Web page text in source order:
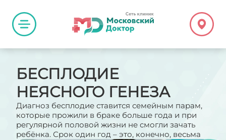
БЕСПЛОДИЕ
НЕЯСНОГО ГЕНЕЗА
Диагноз бесплодие ставится семейным парам,
которые прожили в браке больше года и при
регулярной половой жизни не смогли зачать
ребёнка. Срок один год – это, конечно, весьма